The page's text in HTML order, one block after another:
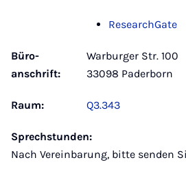
ResearchGate
Büro­
anschrift:
Warburger Str. 100
33098 Paderborn
Raum: Q3.343
Sprechstunden:
Nach Vereinbarung, bitte senden